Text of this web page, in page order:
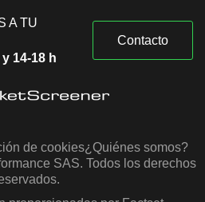
A TU
14-18 h
Contacto
de cookies¿Quiénes somos?
SAS. Todos los derechos